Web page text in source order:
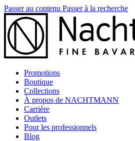
Passer au contenu Passer à la recherche
Promotions
Boutique
Collections
À propos de NACHTMANN
Carrière
Outlets
Pour les professionnels
Blog